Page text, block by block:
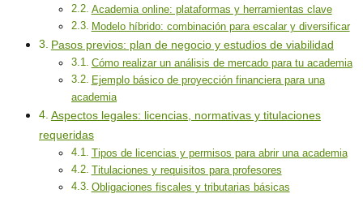
Academia online: plataformas y herramientas clave
Modelo híbrido: combinación para escalar y diversificar
Pasos previos: plan de negocio y estudios de viabilidad
Cómo realizar un análisis de mercado para tu academia
Ejemplo básico de proyección financiera para una
academia
Aspectos legales: licencias, normativas y titulaciones
requeridas
Tipos de licencias y permisos para abrir una academia
Titulaciones y requisitos para profesores
Obligaciones fiscales y tributarias básicas